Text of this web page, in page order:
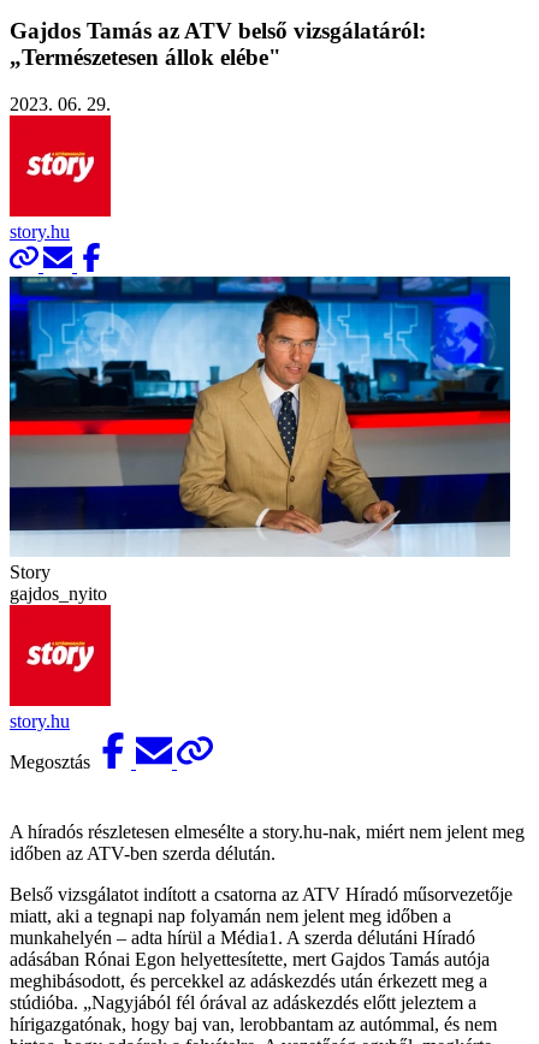
Gajdos Tamás az ATV belső vizsgálatáról:
„Természetesen állok elébe"
2023. 06. 29.
story.hu
Story
gajdos_nyito
story.hu
Megosztás
A híradós részletesen elmesélte a story.hu-nak, miért nem jelent meg
időben az ATV-ben szerda délután.
Belső vizsgálatot indított a csatorna az ATV Híradó műsorvezetője
miatt, aki a tegnapi nap folyamán nem jelent meg időben a
munkahelyén – adta hírül a Média1. A szerda délutáni Híradó
adásában Rónai Egon helyettesítette, mert Gajdos Tamás autója
meghibásodott, és percekkel az adáskezdés után érkezett meg a
stúdióba. „Nagyjából fél órával az adáskezdés előtt jeleztem a
hírigazgatónak, hogy baj van, lerobbantam az autómmal, és nem